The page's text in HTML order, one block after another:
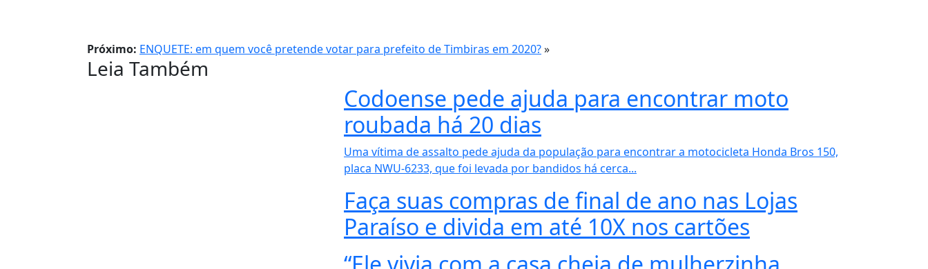
Próximo: ENQUETE: em quem você pretende votar para prefeito de Timbiras em 2020?»
Leia Também
Codoense pede ajuda para encontrar moto
roubada há 20 dias
Uma vítima de assalto pede ajuda da população para encontrar a motocicleta Honda Bros 150,
placa NWU-6233, que foi levada por bandidos há cerca...
Faça suas compras de final de ano nas Lojas
Paraíso e divida em até 10X nos cartões